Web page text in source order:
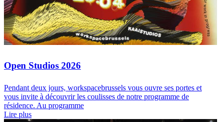
Open Studios 2026
Pendant deux jours, workspacebrussels vous ouvre ses portes et
vous invite à découvrir les coulisses de notre programme de
résidence. Au programme
Lire plus